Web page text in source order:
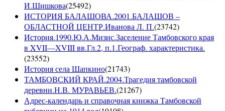
И.Шишкова(25492)
ИСТОРИЯ БАЛАШОВА.2001.БАЛАШОВ –
ОБЛАСТНОЙ ЦЕНТР.Иванова Л. П.(23742)
История.1990.Ю.А.Мизис.Заселение Тамбовского края
в XVII—XVIII вв.Гл.2, п.1.Географ. характеристика.
(23552)
История села Шапкино(21743)
ТАМБОВСКИЙ КРАЙ.2004.Трагедия тамбовской
деревни.Н.В. МУРАВЬЕВ.(21267)
Адрес-календарь и справочная книжка Тамбовской